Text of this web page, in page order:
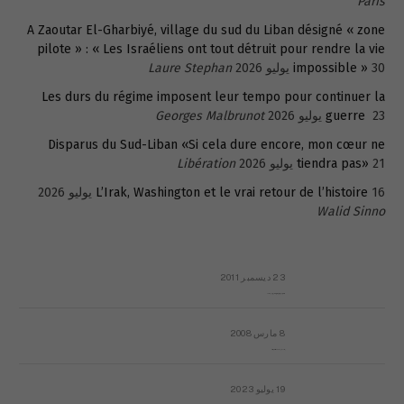
A Zaoutar El-Gharbiyé, village du sud du Liban désigné « zone
pilote » : « Les Israéliens ont tout détruit pour rendre la vie
impossible » 30 يوليو 2026
Laure Stephan
Les durs du régime imposent leur tempo pour continuer la
guerre 23 يوليو 2026
Georges Malbrunot
Disparus du Sud-Liban «Si cela dure encore, mon cœur ne
tiendra pas» 21 يوليو 2026
Libération
L’Irak, Washington et le vrai retour de l’histoire 16 يوليو 2026
Walid Sinno
23 ديسمبر 2011
8 مارس 2008
19 يوليو 2023